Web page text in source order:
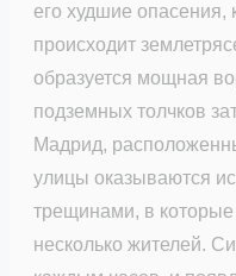
его худшие опасения,
происходит
образуется мощная
подземных толчков
Мадрид,
улицы оказываются
трещинами, в
несколько жителей.